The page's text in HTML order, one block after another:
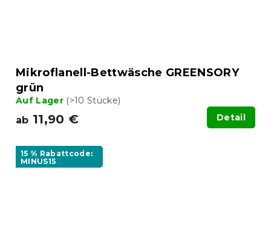
Mikroflanell-Bettwäsche GREENSORY
grün
Auf Lager (>10 Stücke)
ab 11,90 € Detail
15 % Rabattcode:
MINUS15